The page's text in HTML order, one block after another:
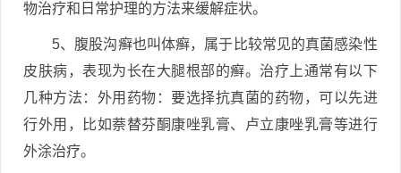
物治疗和日常护理的方法来缓解症状。
5、腹股沟癣也叫体癣，属于比较常见的真菌感染性
皮肤病，表现为长在大腿根部的癣。治疗上通常有以下
几种方法：外用药物：要选择抗真菌的药物，可以先进
行外用，比如萘替芬酮康唑乳膏、卢立康唑乳膏等进行
外涂治疗。